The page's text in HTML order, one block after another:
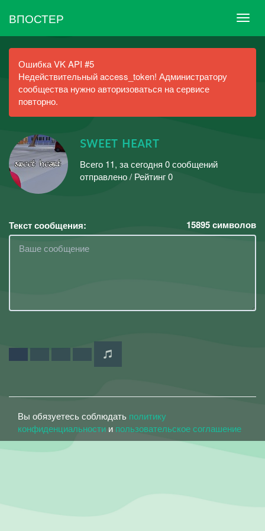
ВПОСТЕР
Ошибка VK API #5
Недействительный access_token! Администратору
сообщества нужно авторизоваться на сервисе
повторно.
sᴡᴇᴇᴛ ʜᴇᴀʀᴛ
Всего 11, за сегодня 0 сообщений
отправлено / Рейтинг 0
Текст сообщения: 15895символов
Вы обязуетесь соблюдать политику
конфиденциальности и пользовательское соглашение